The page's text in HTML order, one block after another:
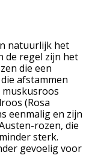
natuurlijk het
de regel zijn het
die een
afstammen
muskusroos
(Rosa
eenmalig en zijn
rozen, die
sterk.
gevoelig voor